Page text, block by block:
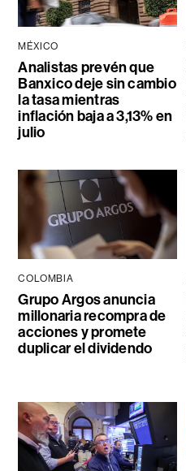
MÉXICO
Analistas prevén que
Banxico deje sin cambio
la tasa mientras
inflación baja a 3,13% en
julio
COLOMBIA
Grupo Argos anuncia
millonaria recompra de
acciones y promete
duplicar el dividendo